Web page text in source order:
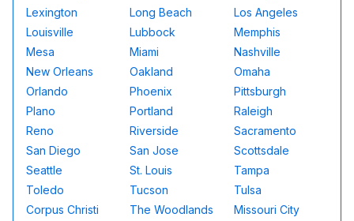
Lexington
Long Beach
Los Angeles
Louisville
Lubbock
Memphis
Mesa
Miami
Nashville
New Orleans
Oakland
Omaha
Orlando
Phoenix
Pittsburgh
Plano
Portland
Raleigh
Reno
Riverside
Sacramento
San Diego
San Jose
Scottsdale
Seattle
St. Louis
Tampa
Toledo
Tucson
Tulsa
Corpus Christi
The Woodlands
Missouri City